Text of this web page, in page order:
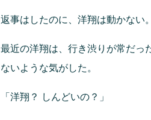
返事はしたのに、洋翔は動かない。
最近の洋翔は、行き渋りが常だっ
ないような気がした。
「洋翔？ しんどいの？」